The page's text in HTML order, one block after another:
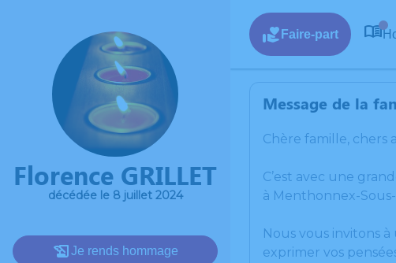
Florence GRILLET
décédée le 8 juillet 2024
Je rends hommage
Faire-part
Message de la
Chère famille, chers
C’est avec une
à Menthonnex-
Nous vous invitons
exprimer vos